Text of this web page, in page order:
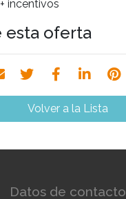
incentivos
esta oferta
Volver a la Lista
Datos de contacto